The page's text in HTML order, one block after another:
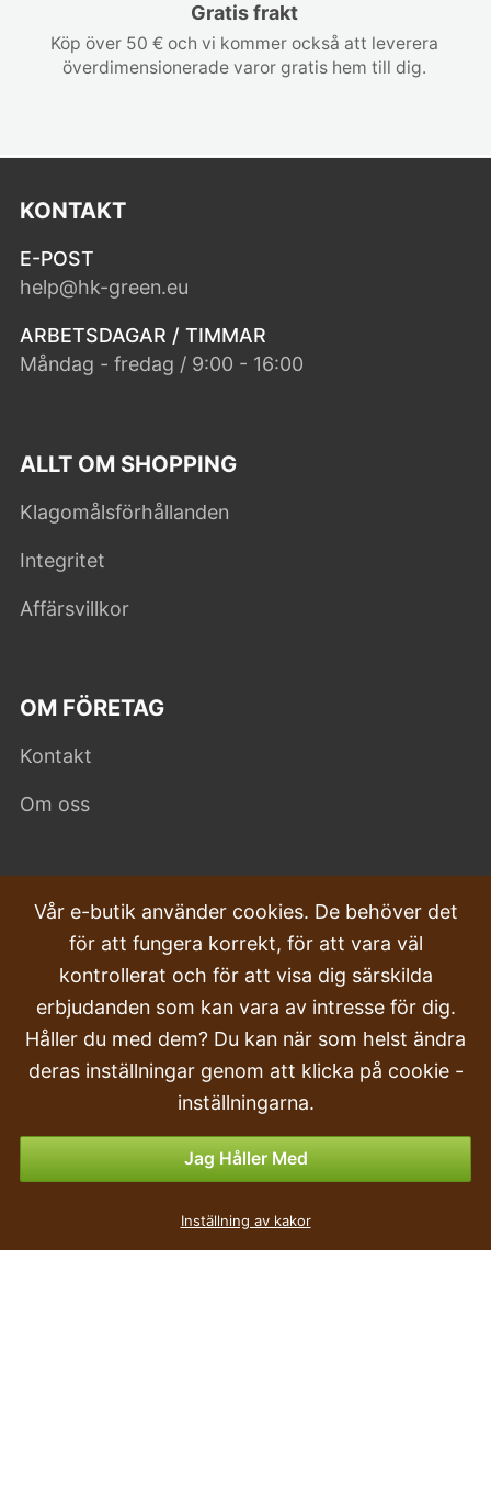
Gratis frakt
Köp över 50 € och vi kommer också att leverera
överdimensionerade varor gratis hem till dig.
KONTAKT
E-POST
help@hk-green.eu
ARBETSDAGAR / TIMMAR
Måndag - fredag / 9:00 - 16:00
ALLT OM SHOPPING
Klagomålsförhållanden
Integritet
Affärsvillkor
OM FÖRETAG
Kontakt
Om oss
VANLIGA FRÅGOR
Klagomål
Transport och leverans
Beställa
Returer & Återbetalningar
Betalningsalternativ
Vår e-butik använder cookies. De behöver det
för att fungera korrekt, för att vara väl
kontrollerat och för att visa dig särskilda
erbjudanden som kan vara av intresse för dig.
Håller du med dem? Du kan när som helst ändra
deras inställningar genom att klicka på cookie -
inställningarna.
Jag Håller Med
Inställning av kakor